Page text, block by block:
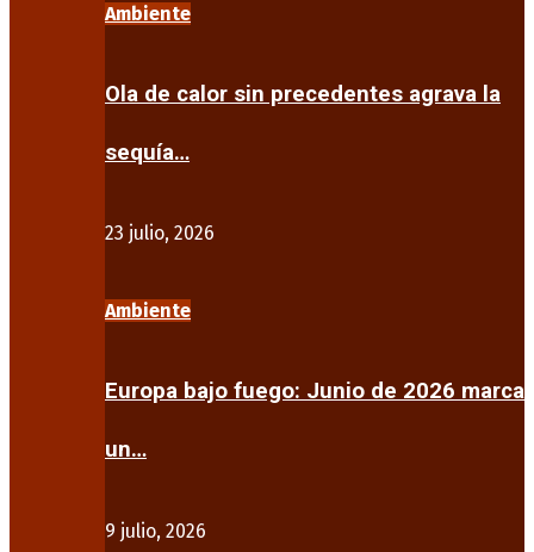
Ambiente
Ola de calor sin precedentes agrava la
sequía…
23 julio, 2026
Ambiente
Europa bajo fuego: Junio de 2026 marca
un…
9 julio, 2026